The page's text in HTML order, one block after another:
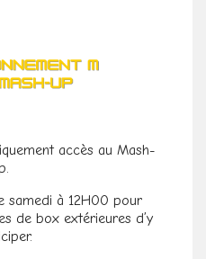
accès au Mash-
samedi à 12H00 pour
de box extérieures d’y